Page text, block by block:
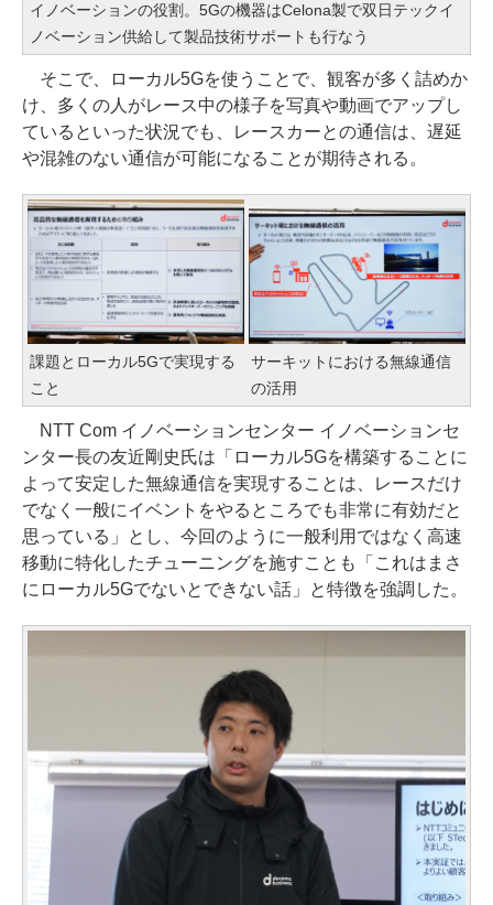
イノベーションの役割。5Gの機器はCelona製で双日テックイ
ノベーション供給して製品技術サポートも行なう
そこで、ローカル5Gを使うことで、観客が多く詰めか
け、多くの人がレース中の様子を写真や動画でアップし
ているといった状況でも、レースカーとの通信は、遅延
や混雑のない通信が可能になることが期待される。
課題とローカル5Gで実現する
こと
サーキットにおける無線通信
の活用
NTT Com イノベーションセンター イノベーションセ
ンター長の友近剛史氏は「ローカル5Gを構築することに
よって安定した無線通信を実現することは、レースだけ
でなく一般にイベントをやるところでも非常に有効だと
思っている」とし、今回のように一般利用ではなく高速
移動に特化したチューニングを施すことも「これはまさ
にローカル5Gでないとできない話」と特徴を強調した。